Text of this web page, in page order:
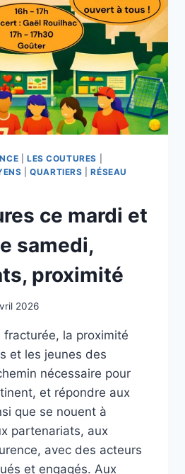
LES COUTURES
|QUARTIERS |RÉSEAU
ce mardi et
samedi,
proximité
2026
fracturée, la proximité
et les jeunes des
nécessaire pour
et répondre aux
que se nouent à
partenariats, aux
avec des acteurs
et engagés. Aux